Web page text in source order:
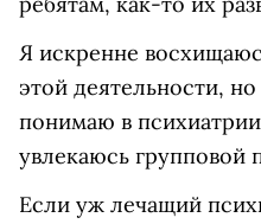
Я искренне
этой деятельности,
понимаю в
увлекаюсь групповой
Если уж лечащий